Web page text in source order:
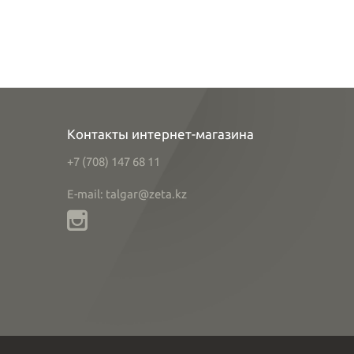
Контакты интернет-магазина
+7 (708) 147 68 11
E-mail: talgar@zeta.kz